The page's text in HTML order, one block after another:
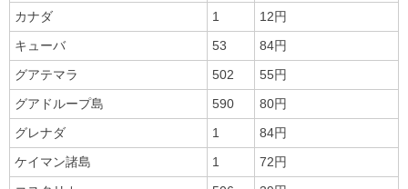
カナダ
1
12円
キューバ
53
84円
グアテマラ
502
55円
グアドループ島
590
80円
グレナダ
1
84円
ケイマン諸島
1
72円